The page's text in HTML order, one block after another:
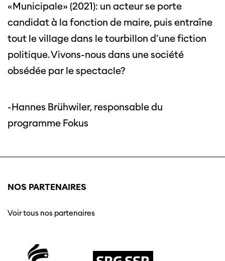
«Municipale» (2021): un acteur se porte
candidat à la fonction de maire, puis entraîne
tout le village dans le tourbillon d’une fiction
politique. Vivons-nous dans une société
obsédée par le spectacle?
-Hannes Brühwiler, responsable du
programme Fokus
NOS PARTENAIRES
Voir tous nos partenaires